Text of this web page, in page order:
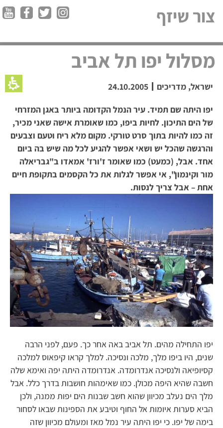
צור שיזף
מסלול יפו תל אביב
ישראל, מדריכים
24.10.2005
יפו היתה שם תמיד. עיר הנמל הקדומה ביותר באגן המזרחי
של הים התיכון. לחיות ביפו, כמו שאומרת אישה שאני מכיר,
זה כמו להיות בתוך סרט טורקי. מקום מלא ריח וטעם וצבעים
והרגשה שהכל יש ושאי אפשר להגיע לכל מה שיש בה ביום
אחד. אבל, (כמעט) כמו שאומר ז'ורז' אמאדו ב"גבריאלה
מור וקינמון", אי אפשר לגלות את כל הקסמים בתקופת חיים
אחת – אבל צריך לנסות.
יפו התחילה מהים. תל אביב באה אחר כך. פעם, לפני הרבה
שנים, היו ביפו מלך, מלכה ונסיכה. למלך קראו קיפאוס למלכה
קסיופיאה ולנסיכה אנדרומדה. אנדרומדה היתה יפה ואימא שלה
חשבה שהיא היפה מכולן. כמו שאימהות חושבות בדרך כלל. אבל
מלך הים נעלב מכיוון שהוא חשב שבנות הים יפות ממנה, ולכן
הביא סערות איומות אל החוף וטיבע את הספינות שבאו לסחור
בימה של יפו. כי יפו היתה עיר נמל מאז ומעולם מכיוון שזה